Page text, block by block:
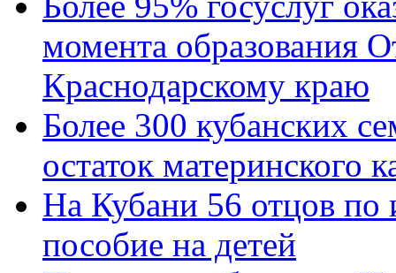
момента образования
Краснодарскому краю
Более 300 кубанских
остаток материнского
На Кубани 56 отцов по
пособие на детей